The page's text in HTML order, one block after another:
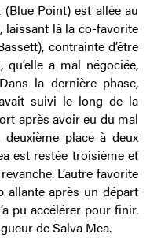
(Blue Point) est allée au
laissant là la co-favorite
contrainte d’être
a mal négociée,
la dernière phase,
suivi le long de la
après avoir eu du mal
place à deux
est restée troisième et
L’autre favorite
allante après un départ
pu accélérer pour finir.
de Salva Mea.